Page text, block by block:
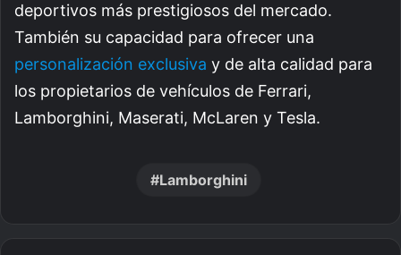
deportivos más prestigiosos del mercado.
También su capacidad para ofrecer una
personalización exclusiva y de alta calidad para
los propietarios de vehículos de Ferrari,
Lamborghini, Maserati, McLaren y Tesla.
Lamborghini